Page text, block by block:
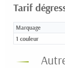
Tarif
Marquage
1 couleur